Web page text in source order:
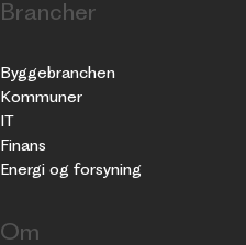
Brancher
Byggebranchen
Kommuner
IT
Finans
Energi og forsyning
Om